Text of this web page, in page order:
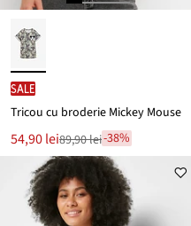
SALE
Tricou cu broderie Mickey Mouse
Noul
preț
este
54,90 lei
Reducere
preț
89,90 lei
89,90 lei-38%